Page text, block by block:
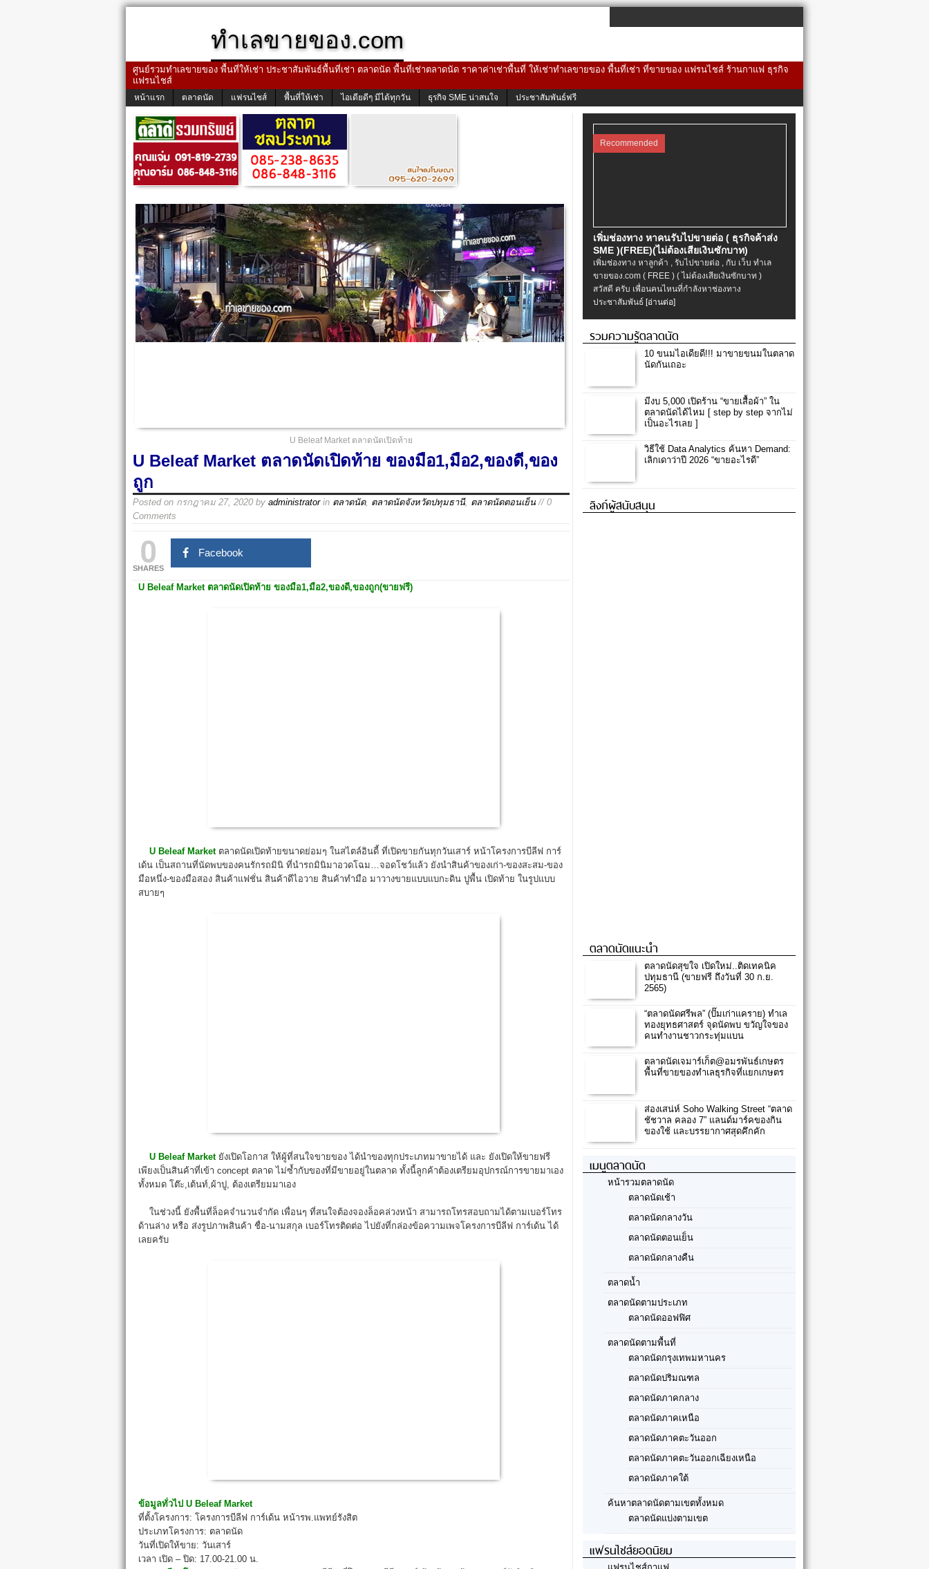
ทำเลขายของ.com
ศูนย์รวมทำเลขายของ พื้นที่ให้เช่า ประชาสัมพันธ์พื้นที่เช่า ตลาดนัด พื้นที่เช่าตลาดนัด ราคาค่าเช่าพื้นที่ ให้เช่าทำเลขายของ พื้นที่เช่า ที่ขายของ แฟรนไชส์ ร้านกาแฟ ธุรกิจ
แฟรนไชส์
หน้าแรก ตลาดนัด แฟรนไชส์ พื้นที่ให้เช่า ไอเดียดีๆ มีได้ทุกวัน ธุรกิจ SME น่าสนใจ ประชาสัมพันธ์ฟรี
U Beleaf Market ตลาดนัดเปิดท้าย
U Beleaf Market ตลาดนัดเปิดท้าย ของมือ1,มือ2,ของดี,ของ
ถูก
Posted on กรกฎาคม 27, 2020 by administratorin ตลาดนัด, ตลาดนัดจังหวัดปทุมธานี, ตลาดนัดตอนเย็น // 0
Comments
0
SHARES
Facebook
U Beleaf Market ตลาดนัดเปิดท้าย ของมือ1,มือ2,ของดี,ของถูก(ขายฟรี)
U Beleaf Marketตลาดนัดเปิดท้ายขนาดย่อมๆ ในสไตล์อินดี้ ที่เปิดขายกันทุกวันเสาร์ หน้าโครงการบีลีฟ การ์
เด้น เป็นสถานที่นัดพบของคนรักรถมินิ ที่นำรถมินิมาอวดโฉม…จอดโชว์แล้ว ยังนำสินค้าของเก่า-ของสะสม-ของ
มือหนึ่ง-ของมือสอง สินค้าแฟชั่น สินค้าดีไอวาย สินค้าทำมือ มาวางขายแบบแบกะดิน ปูพื้น เปิดท้าย ในรูปแบบ
สบายๆ
U Beleaf Marketยังเปิดโอกาส ให้ผู้ที่สนใจขายของ ได้นำของทุกประเภทมาขายได้ และ ยังเปิดให้ขายฟรี
เพียงเป็นสินค้าที่เข้า concept ตลาด ไม่ซ้ำกับของที่มีขายอยู่ในตลาด ทั้งนี้ลูกค้าต้องเตรียมอุปกรณ์การขายมาเอง
ทั้งหมด โต๊ะ,เต้นท์,ผ้าปู, ต้องเตรียมมาเอง
ในช่วงนี้ ยังพื้นที่ล็อคจำนวนจำกัด เพื่อนๆ ที่สนใจต้องจองล็อคล่วงหน้า สามารถโทรสอบถามได้ตามเบอร์โทร
ด้านล่าง หรือ ส่งรูปภาพสินค้า ชื่อ-นามสกุล เบอร์โทรติดต่อ ไปยังที่กล่องข้อความเพจโครงการบีลีฟ การ์เด้น ได้
เลยครับ
ข้อมูลทั่วไป U Beleaf Market
ที่ตั้งโครงการ: โครงการบีลีฟ การ์เด้น หน้ารพ.แพทย์รังสิต
ประเภทโครงการ: ตลาดนัด
วันที่เปิดให้ขาย: วันเสาร์
เวลา เปิด – ปิด: 17.00-21.00 น.
Recommended
เพิ่มช่องทาง หาคนรับไปขายต่อ ( ธุรกิจค้าส่ง
SME )(FREE)(ไม่ต้องเสียเงินซักบาท)
เพิ่มช่องทาง หาลูกค้า , รับไปขายต่อ , กับ เว็บ ทำเล
ขายของ.com ( FREE ) ( ไม่ต้องเสียเงินซักบาท )
สวัสดี ครับ เพื่อนคนไหนที่กำลังหาช่องทาง
ประชาสัมพันธ์ [อ่านต่อ]
รวมความรู้ตลาดนัด
10 ขนมไอเดียดี!!! มาขายขนมในตลาด
นัดกันเถอะ
มีงบ 5,000 เปิดร้าน “ขายเสื้อผ้า” ใน
ตลาดนัดได้ไหม [ step by step จากไม่
เป็นอะไรเลย ]
วิธีใช้ Data Analytics ค้นหา Demand:
เลิกเดาว่าปี 2026 “ขายอะไรดี”
ลิงก์ผู้สนับสนุน
ตลาดนัดแนะนำ
ตลาดนัดสุขใจ เปิดใหม่..ติดเทคนิค
ปทุมธานี (ขายฟรี ถึงวันที่ 30 ก.ย.
2565)
“ตลาดนัดศรีพล” (ปั๊มเก่าแคราย) ทำเล
ทองยุทธศาสตร์ จุดนัดพบ ขวัญใจของ
คนทำงานชาวกระทุ่มแบน
ตลาดนัดเจมาร์เก็ต@อมรพันธ์เกษตร
พื้นที่ขายของทำเลธุรกิจที่แยกเกษตร
ส่องเสน่ห์ Soho Walking Street “ตลาด
ชัชวาล คลอง 7” แลนด์มาร์คของกิน
ของใช้ และบรรยากาศสุดคึกคัก
เมนูตลาดนัด
หน้ารวมตลาดนัด
ตลาดนัดเช้า
ตลาดนัดกลางวัน
ตลาดนัดตอนเย็น
ตลาดนัดกลางคืน
ตลาดน้ำ
ตลาดนัดตามประเภท
ตลาดนัดออฟฟิศ
ตลาดนัดตามพื้นที่
ตลาดนัดกรุงเทพมหานคร
ตลาดนัดปริมณฑล
ตลาดนัดภาคกลาง
ตลาดนัดภาคเหนือ
ตลาดนัดภาคตะวันออก
ตลาดนัดภาคตะวันออกเฉียงเหนือ
ตลาดนัดภาคใต้
ค้นหาตลาดนัดตามเขตทั้งหมด
ตลาดนัดแบ่งตามเขต
แฟรนไชส์ยอดนิยม
แฟรนไชส์กาแฟ